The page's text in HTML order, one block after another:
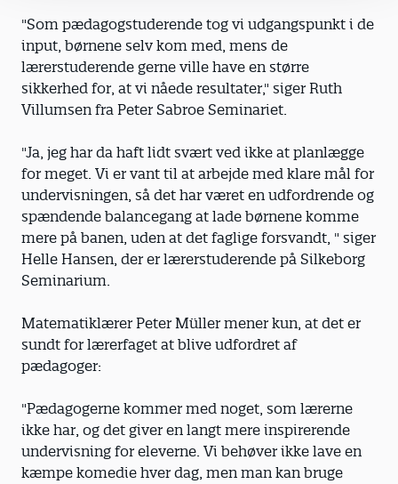
"Som pædagogstuderende tog vi udgangspunkt i de
input, børnene selv kom med, mens de
lærerstuderende gerne ville have en større
sikkerhed for, at vi nåede resultater," siger Ruth
Villumsen fra Peter Sabroe Seminariet.
"Ja, jeg har da haft lidt svært ved ikke at planlægge
for meget. Vi er vant til at arbejde med klare mål for
undervisningen, så det har været en udfordrende og
spændende balancegang at lade børnene komme
mere på banen, uden at det faglige forsvandt, " siger
Helle Hansen, der er lærerstuderende på Silkeborg
Seminarium.
Matematiklærer Peter Müller mener kun, at det er
sundt for lærerfaget at blive udfordret af
pædagoger:
"Pædagogerne kommer med noget, som lærerne
ikke har, og det giver en langt mere inspirerende
undervisning for eleverne. Vi behøver ikke lave en
kæmpe komedie hver dag, men man kan bruge